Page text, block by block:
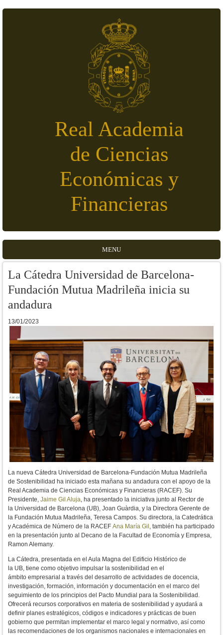
Real Academia
de Ciencias
Económicas y
Financieras
MENU
La Cátedra Universidad de Barcelona-
Fundación Mutua Madrileña inicia su
andadura
13/01/2023
La nueva Cátedra Universidad de Barcelona-Fundación Mutua Madrileña
de Sostenibilidad ha iniciado esta mañana su andadura con el apoyo de la
Real Academia de Ciencias Económicas y Financieras (RACEF). Su
Presidente, Jaime Gil Aluja, ha presentado la iniciativa junto al Rector de
la Universidad de Barcelona (UB), Joan Guàrdia, y la Directora Gerente de
la Fundación Mutua Madrileña, Teresa Campos. Su directora, la Catedrática
y Académica de Número de la RACEF Ana María Gil , también ha participado
en la presentación junto al Decano de la Facultad de Economía y Empresa,
Ramon Alemany.
La Cátedra, presentada en el Aula Magna del Edificio Histórico de
la UB, tiene como objetivo impulsar la sostenibilidad en el
ámbito empresarial a través del desarrollo de actividades de docencia,
investigación, formación, información y documentación en el marco del
seguimiento de los principios del Pacto Mundial para la Sostenibilidad.
Ofrecerá recursos corporativos en materia de sostenibilidad y ayudará a
definir planes estratégicos, códigos e indicadores y prácticas de buen
gobierno que permitan implementar el marco legal y normativo, así como
las recomendaciones de los organismos nacionales e internacionales en